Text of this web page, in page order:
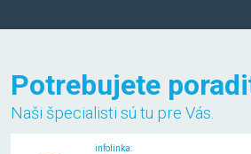
Potrebujete
Naši špecialisti sú tu pre Vás.
infolinka: